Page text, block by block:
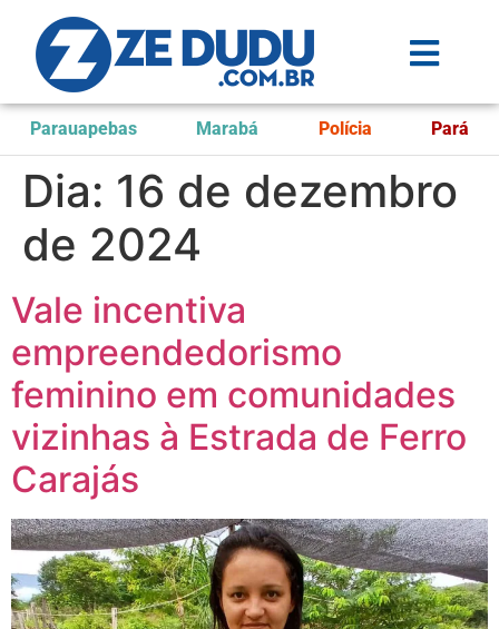
Parauapebas Marabá Polícia Pará
Dia: 16 de dezembro
de 2024
Vale incentiva
empreendedorismo
feminino em comunidades
vizinhas à Estrada de Ferro
Carajás